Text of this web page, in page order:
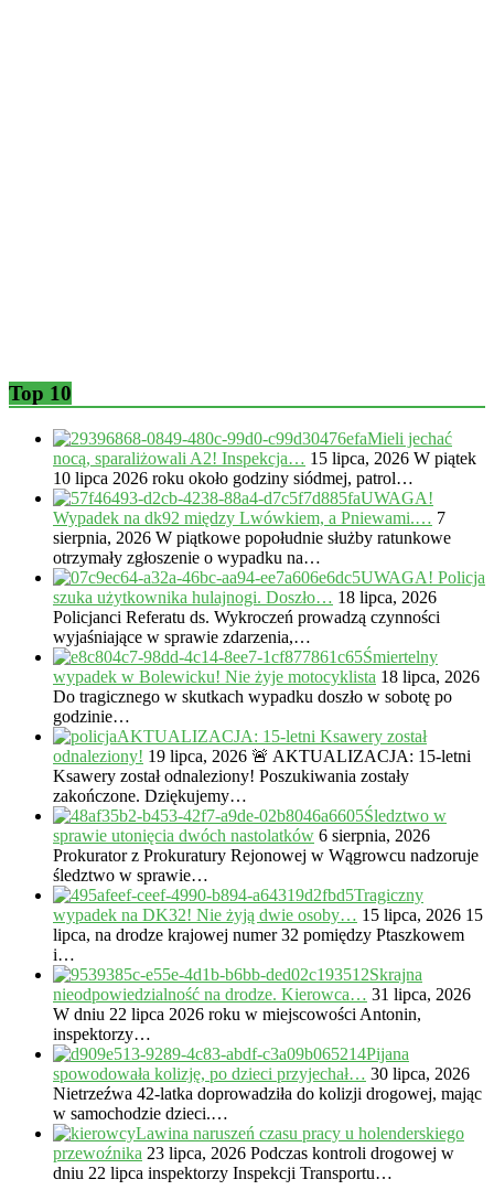
Top 10
Mieli jechać
nocą, sparaliżowali A2! Inspekcja… 15 lipca, 2026 W piątek
10 lipca 2026 roku około godziny siódmej, patrol…
UWAGA!
Wypadek na dk92 między Lwówkiem, a Pniewami.… 7
sierpnia, 2026 W piątkowe popołudnie służby ratunkowe
otrzymały zgłoszenie o wypadku na…
UWAGA! Policja
szuka użytkownika hulajnogi. Doszło… 18 lipca, 2026
Policjanci Referatu ds. Wykroczeń prowadzą czynności
wyjaśniające w sprawie zdarzenia,…
Śmiertelny
wypadek w Bolewicku! Nie żyje motocyklista 18 lipca, 2026
Do tragicznego w skutkach wypadku doszło w sobotę po
godzinie…
AKTUALIZACJA: 15-letni Ksawery został
odnaleziony! 19 lipca, 2026 🚨 AKTUALIZACJA: 15-letni
Ksawery został odnaleziony! Poszukiwania zostały
zakończone. Dziękujemy…
Śledztwo w
sprawie utonięcia dwóch nastolatków 6 sierpnia, 2026
Prokurator z Prokuratury Rejonowej w Wągrowcu nadzoruje
śledztwo w sprawie…
Tragiczny
wypadek na DK32! Nie żyją dwie osoby… 15 lipca, 2026 15
lipca, na drodze krajowej numer 32 pomiędzy Ptaszkowem
i…
Skrajna
nieodpowiedzialność na drodze. Kierowca… 31 lipca, 2026
W dniu 22 lipca 2026 roku w miejscowości Antonin,
inspektorzy…
Pijana
spowodowała kolizję, po dzieci przyjechał… 30 lipca, 2026
Nietrzeźwa 42-latka doprowadziła do kolizji drogowej, mając
w samochodzie dzieci.…
Lawina naruszeń czasu pracy u holenderskiego
przewoźnika 23 lipca, 2026 Podczas kontroli drogowej w
dniu 22 lipca inspektorzy Inspekcji Transportu…